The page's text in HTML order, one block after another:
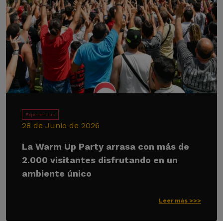
Experiencias
28 de Junio de 2026
La Warm Up Party arrasa con más de
2.000 visitantes disfrutando en un
ambiente único
Leer más >>>